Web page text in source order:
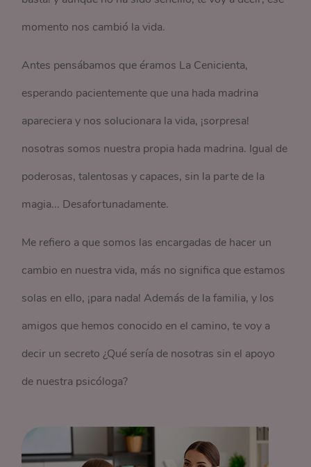
momento nos cambió la vida.
Antes pensábamos que éramos La Cenicienta,
esperando pacientemente que una hada madrina
apareciera y nos solucionara la vida, ¡sorpresa!
nosotras somos nuestra propia hada madrina. Igual de
poderosas, talentosas y capaces, sin la parte de la
magia... Desafortunadamente.
Me refiero a que somos las encargadas de hacer un
cambio en nuestra vida, más no significa que estamos
solas en ello, ¡para nada! Además de la familia, y los
amigos que hemos conocido en el camino, te voy a
decir un secreto ¿Qué sería de nosotras sin el apoyo
de nuestra psicóloga?